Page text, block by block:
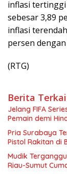
inflasi
sebesar 3,89
inflasi
persen
(RTG)
Berita
Jelang FIFA
Pemain demi
Pria Surabaya
Pistol Rakitan di
Mudik
Riau-Sumut